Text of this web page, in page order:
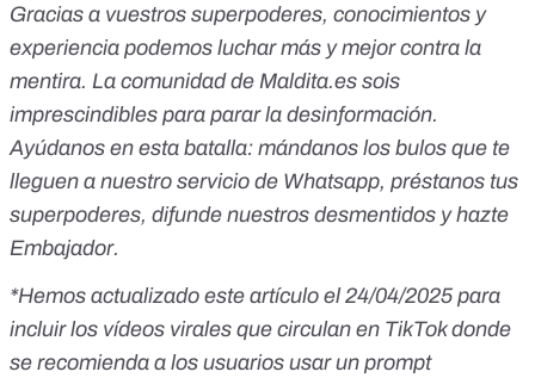
Gracias a vuestros superpoderes, conocimientos y
experiencia podemos luchar más y mejor contra la
mentira. La comunidad de Maldita.es sois
imprescindibles para parar la desinformación.
Ayúdanos en esta batalla: mándanos los bulos que te
lleguen a nuestro servicio de Whatsapp, préstanos tus
superpoderes, difunde nuestros desmentidos yhazte
Embajador.
*Hemos actualizado este artículo el 24/04/2025 para
incluir los vídeos virales que circulan en TikTok donde
se recomienda a los usuarios usar un prompt